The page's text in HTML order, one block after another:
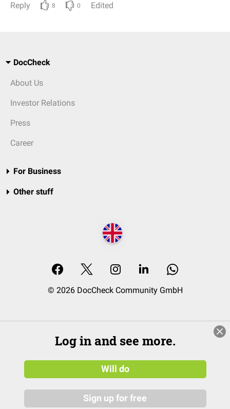
Reply 8 0 Edited
DocCheck
About Us
Investor Relations
Press
Career
For Business
Other stuff
© 2026 DocCheck Community GmbH
Log in and see more.
Will do
Sign up for free